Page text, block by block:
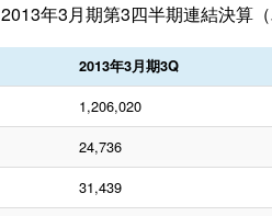
2013年3月期第3四半期連結決算（
2013年3月期3Q
1,206,020
24,736
31,439